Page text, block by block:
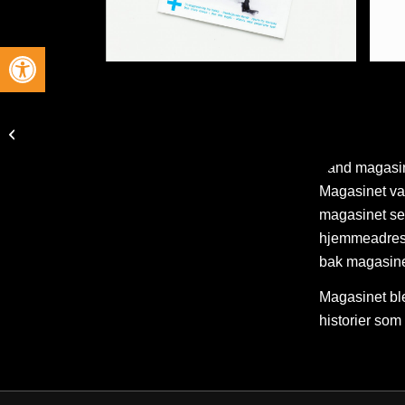
Land
Magasinet
magasinet
bak
Magasinet
historier
Vis verktøylinjen